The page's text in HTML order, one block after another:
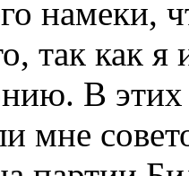
намеки,
так как
В этих
мне